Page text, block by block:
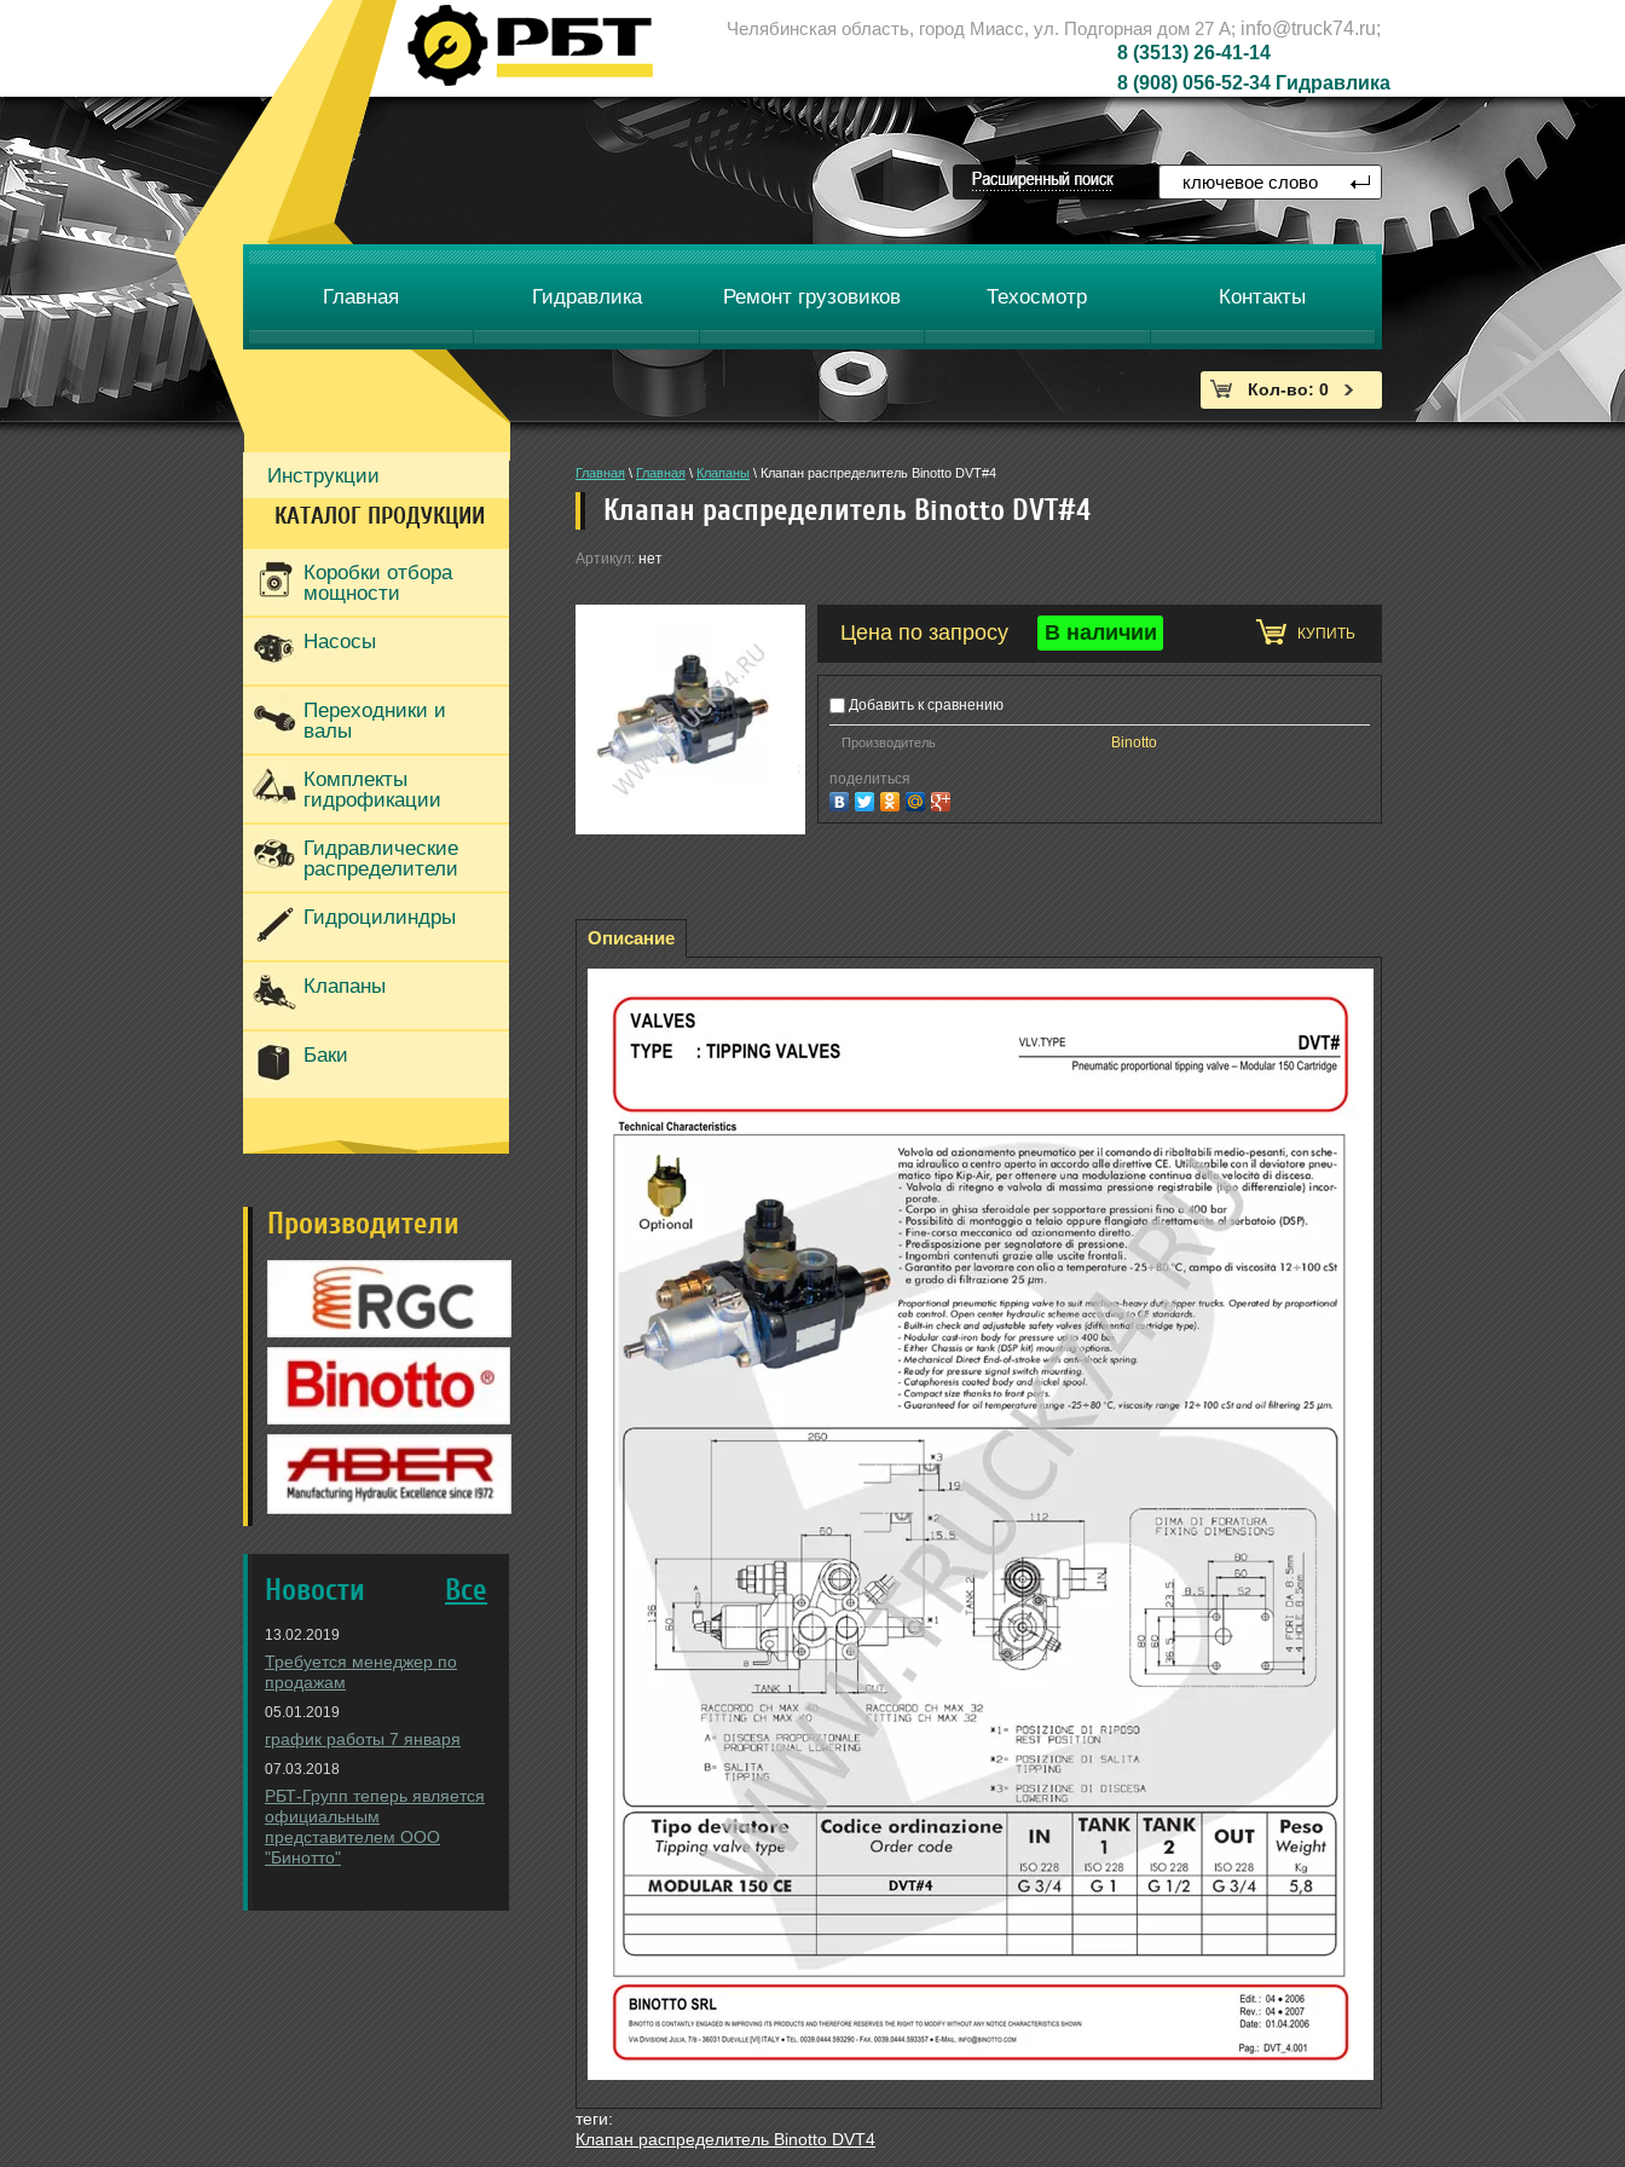
8 (3513) 26-41-14
8 (908) 056-52-34 Гидравлика
Челябинская область, город Миасс, ул. Подгорная дом 27 А; info@truck74.ru;
Главная Гидравлика Ремонт грузовиков Техосмотр Контакты
Кол-во: 0
Инструкции
КАТАЛОГ ПРОДУКЦИИ
Коробки отбора
мощности
Насосы
Переходники и
валы
Комплекты
гидрофикации
Гидравлические
распределители
Гидроцилиндры
Клапаны
Баки
Производители
Новости Все
13.02.2019
Требуется менеджер по
продажам
05.01.2019
график работы 7 января
07.03.2018
РБТ-Групп теперь является
официальным
представителем ООО
"Бинотто"
Главная \ Главная \ Клапаны \ Клапан распределитель Binotto DVT#4
Клапан распределитель Binotto DVT#4
Артикул: нет
Цена по запросу В наличии КУПИТЬ
Добавить к сравнению
Производитель Binotto
поделиться
Описание
теги:
Клапан распределитель Binotto DVT4